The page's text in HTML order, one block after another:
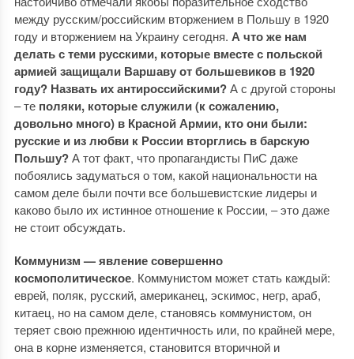
между русским/российским вторжением в Польшу в 1920
году и вторжением на Украину сегодня. А что же нам
делать с теми русскими, которые вместе с польской
армией защищали Варшаву от большевиков в 1920
году? Назвать их антироссийскими?А с другой стороны
– те поляки, которые служили (к сожалению,
довольно много) в Красной Армии, кто они были:
русские и из любви к России вторглись в барскую
Польшу?А тот факт, что пропагандисты ПиС даже
побоялись задуматься о том, какой национальности на
самом деле были почти все большевистские лидеры и
каково было их истинное отношение к России, ‒ это даже
не стоит обсуждать.
Коммунизм — явление совершенно
космополитическое. Коммунистом может стать каждый:
еврей, поляк, русский, американец, эскимос, негр, араб,
китаец, но на самом деле, становясь коммунистом, он
теряет свою прежнюю идентичность или, по крайней мере,
она в корне изменяется, становится вторичной и